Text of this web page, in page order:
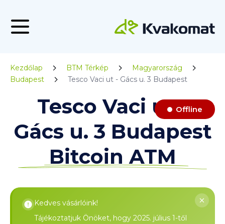
Kezdőlap BTM Térkép
Magyarország
Budapest
Tesco Vaci ut - Gács u. 3 Budapest
Tesco Vaci ut -
Gács u. 3 Budapest
Bitcoin ATM
Offline
Kedves vásárlóink!
Tájékoztatjuk Önöket, hogy 2025. július 1-től